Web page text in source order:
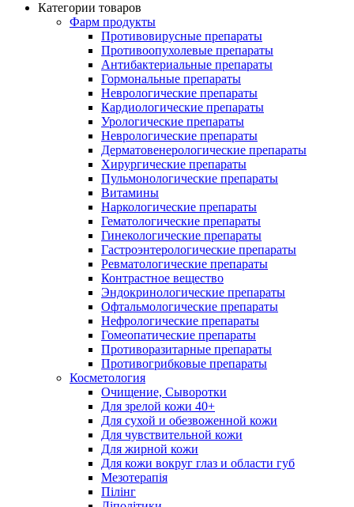
Категории товаров
Фарм продукты
Противовирусные препараты
Противоопухолевые препараты
Антибактериальные препараты
Гормональные препараты
Неврологические препараты
Кардиологические препараты
Урологические препараты
Неврологические препараты
Дерматовенерологические препараты
Хирургические препараты
Пульмонологические препараты
Витамины
Наркологические препараты
Гематологические препараты
Гинекологические препараты
Гастроэнтерологические препараты
Ревматологические препараты
Контрастное вещество
Эндокринологические препараты
Офтальмологические препараты
Нефрологические препараты
Гомеопатические препараты
Противоразитарные препараты
Противогрибковые препараты
Косметология
Очищение, Сыворотки
Для зрелой кожи 40+
Для сухой и обезвоженной кожи
Для чувствительной кожи
Для жирной кожи
Для кожи вокруг глаз и области губ
Мезотерапія
Пілінг